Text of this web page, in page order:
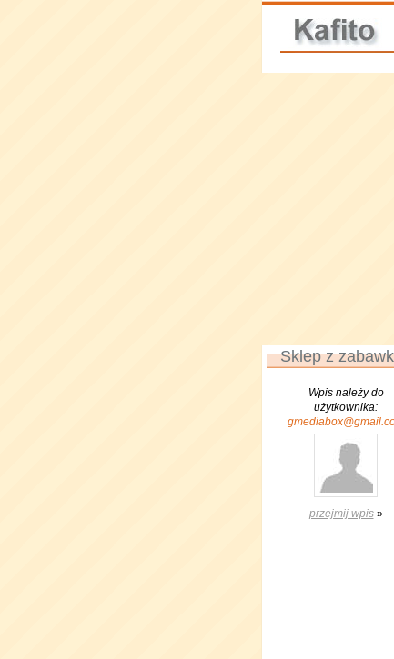
Sklep z
Wpis należy do
użytkownika:
przejmij wpis»